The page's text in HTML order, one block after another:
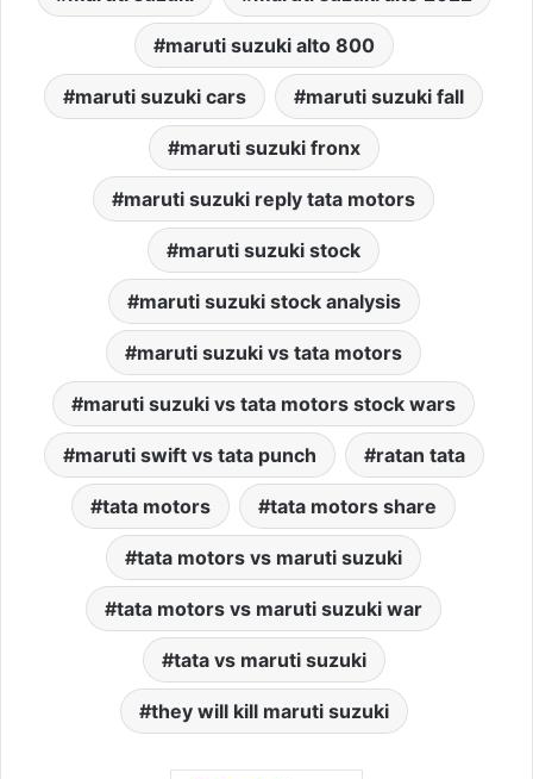
maruti suzuki alto 800
maruti suzuki cars maruti suzuki fall
maruti suzuki fronx
maruti suzuki reply tata motors
maruti suzuki stock
maruti suzuki stock analysis
maruti suzuki vs tata motors
maruti suzuki vs tata motors stock wars
maruti swift vs tata punch ratan tata
tata motors tata motors share
tata motors vs maruti suzuki
tata motors vs maruti suzuki war
tata vs maruti suzuki
they will kill maruti suzuki